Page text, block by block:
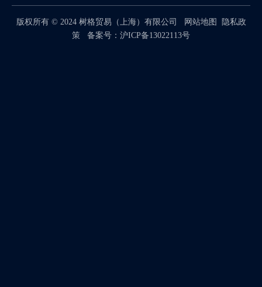
版权所有 © 2024树格贸易（上海）有限公司 网站地图
隐私政
策 备案号： 沪ICP备13022113号